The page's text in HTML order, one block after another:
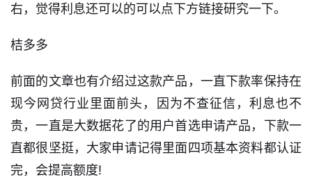
期
收
贷
款
攻
略
右，觉得利息还可以的可以点下方链接研究一下。
桔多多
前面的文章也有介绍过这款产品，一直下款率保持在
现今网贷行业里面前头，因为不查征信，利息也不
贵，一直是大数据花了的用户首选申请产品，下款一
直都很坚挺，大家申请记得里面四项基本资料都认证
完，会提高额度!